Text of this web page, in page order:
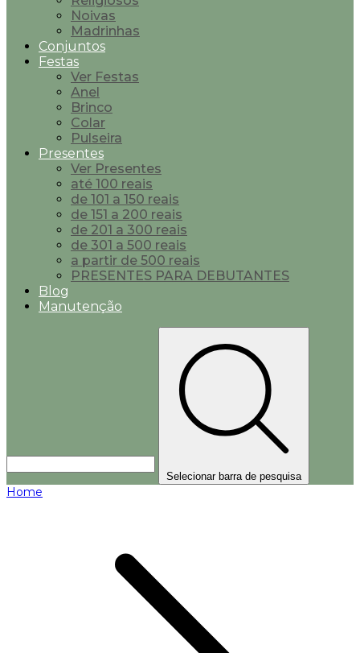
Noivas
Madrinhas
Conjuntos
Festas
Ver Festas
Anel
Brinco
Colar
Pulseira
Presentes
Ver Presentes
até 100 reais
de 101 a 150 reais
de 151 a 200 reais
de 201 a 300 reais
de 301 a 500 reais
a partir de 500 reais
PRESENTES PARA DEBUTANTES
Blog
Manutenção
Selecionar barra de pesquisa
Home